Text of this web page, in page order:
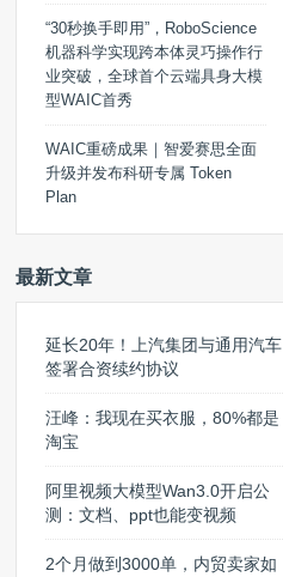
“30秒换手即用”，RoboScience
机器科学实现跨本体灵巧操作行
业突破，全球首个云端具身大模
型WAIC首秀
WAIC重磅成果｜智爱赛思全面
升级并发布科研专属 Token
Plan
最新文章
延长20年！上汽集团与通用汽车
签署合资续约协议
汪峰：我现在买衣服，80%都是
淘宝
阿里视频大模型Wan3.0开启公
测：文档、ppt也能变视频
2个月做到3000单，内贸卖家如